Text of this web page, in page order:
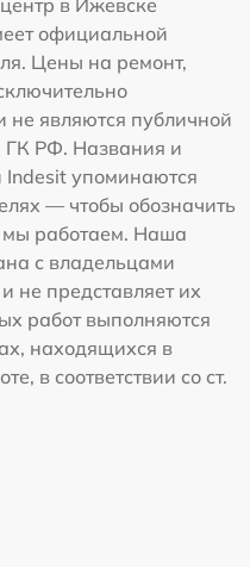
официальной
Цены на ремонт,
не являются публичной
ГК РФ. Названия и
Indesit упоминаются
— чтобы обозначить
мы работаем. Наша
с владельцами
не представляет их
работ выполняются
находящихся в
в соответствии со ст.